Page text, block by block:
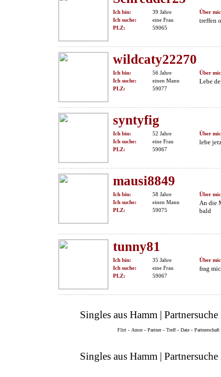
Ich bin:
39 Jahre
Ich suche:
eine Frau
PLZ:
59065
Über
treffen
wildcaty22270
Ich bin:
56 Jahre
Ich suche:
einen Mann
PLZ:
59077
Über
Lebe
syntyfig
Ich bin:
52 Jahre
Ich suche:
eine Frau
PLZ:
59067
Über
lebe
mausi8849
Ich bin:
58 Jahre
Ich suche:
einen Mann
PLZ:
59075
Über
An die
bald
tunny81
Ich bin:
35 Jahre
Ich suche:
eine Frau
PLZ:
59067
Über
frag
Singles aus Hamm |
Flirt - Amor-Partner-Treff-Date -Partnerschaft
Singles aus Hamm |